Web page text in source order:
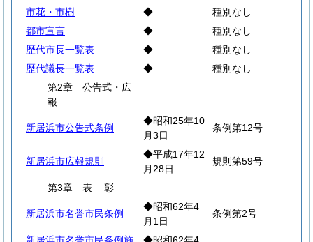
市花・市樹
◆
種別なし
都市宣言
◆
種別なし
歴代市長一覧表
◆
種別なし
歴代議長一覧表
◆
種別なし
第2章 公告式・広
報
新居浜市公告式条例
◆昭和25年10
月3日
条例第12号
新居浜市広報規則
◆平成17年12
月28日
規則第59号
第3章 表彰
新居浜市名誉市民条例
◆昭和62年4
月1日
条例第2号